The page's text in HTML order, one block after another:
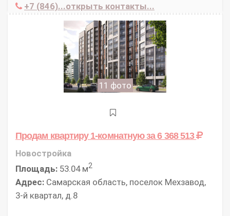
+7 (846)...открыть контакты...
11 фото
Продам квартиру 1-комнатнуюза 6 368 513
Новостройка
Площадь: 53.04 м2
Адрес: Самарская область, поселок Мехзавод,
3-й квартал, д.8